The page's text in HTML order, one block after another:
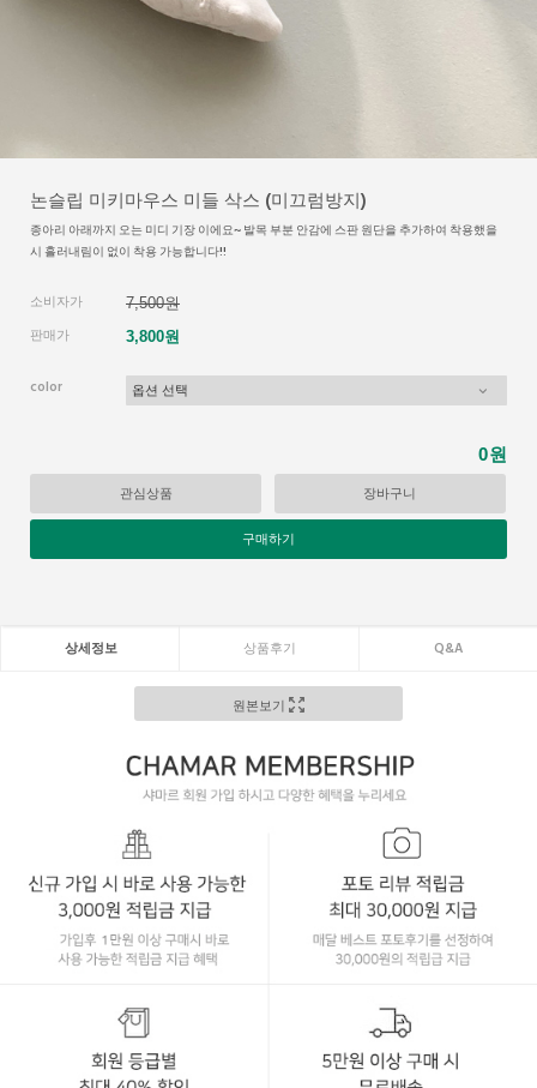
논슬립 미키마우스 미들 삭스 (미끄럼방지)
종아리 아래까지 오는 미디 기장 이에요~ 발목 부분 안감에 스판 원단을 추가하여 착용했을
시 흘러내림이 없이 착용 가능합니다!!
소비자가
7,500원
판매가
3,800원
color
0원
관심상품 장바구니
구매하기
상세정보 상품후기 Q&A
원본보기